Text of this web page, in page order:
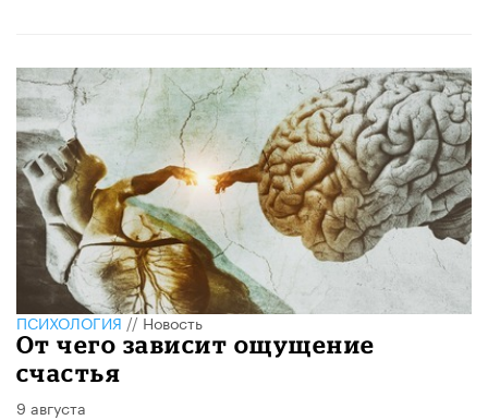
ПСИХОЛОГИЯ//Новость
От чего зависит ощущение
счастья
9 августа